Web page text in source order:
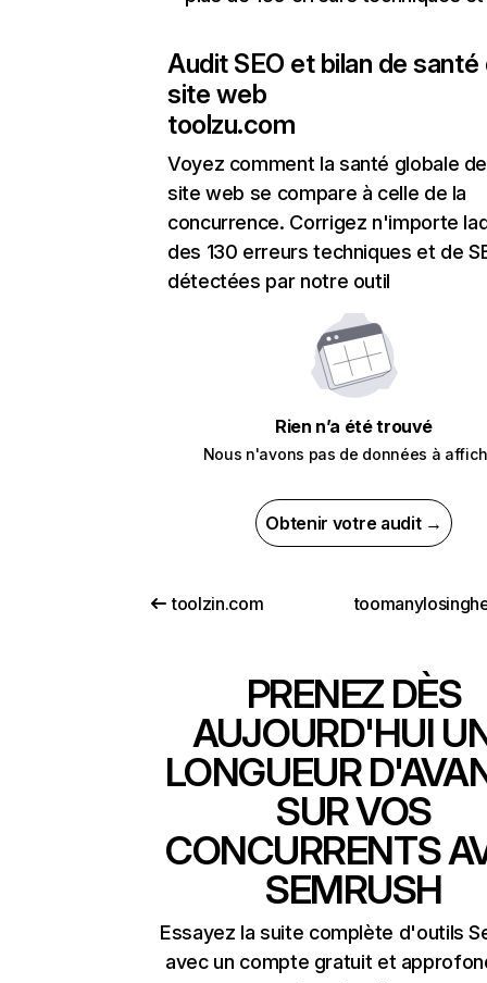
Audit SEO et bilan de santé
site web
toolzu.com
Voyez comment la santé globale
site web se compare à celle de la
concurrence. Corrigez n'importe
des 130 erreurs techniques et de
détectées par notre outil
Rien n’a été trouvé
Nous n'avons pas de données à
Obtenir votre audit →
toolzin.com
PRENEZ DÈS
AUJOURD'HUI
LONGUEUR
SUR VOS
CONCURRENTS
SEMRUSH
Essayez la suite complète d'outils
avec un compte gratuit et